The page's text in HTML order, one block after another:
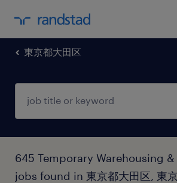
東京都大田区
645 Temporary Warehousing
jobs found in 東京都大田区, 東